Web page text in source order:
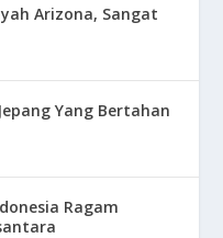
Arizona, Sangat
Yang Bertahan
Ragam